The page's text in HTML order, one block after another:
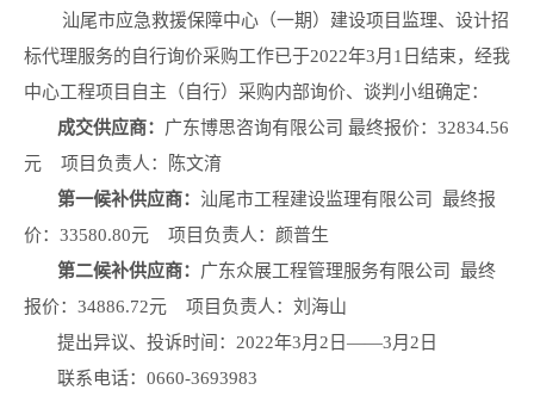
汕尾市应急救援保障中心（一期）建设项目监理、设计招
标代理服务的自行询价采购工作已于2022年3月1日结束，经我
中心工程项目自主（自行）采购内部询价、谈判小组确定：
成交供应商： 广东博思咨询有限公司 最终报价：32834.56
元 项目负责人：陈文淯
第一候补供应商： 汕尾市工程建设监理有限公司
最终报
价：33580.80元 项目负责人：颜普生
第二候补供应商： 广东众展工程管理服务有限公司
最终
报价：34886.72元 项目负责人：刘海山
提出异议、投诉时间：2022年3月2日——3月2日
联系电话：0660-3693983